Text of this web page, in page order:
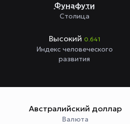
Фунафути
Столица
Высокий 0.641
Индекс человеческого
развития
Австралийский доллар
Валюта